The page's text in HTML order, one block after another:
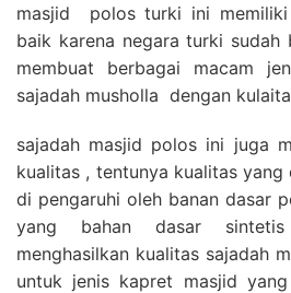
masjid polos turki ini
baik karena negara turki sudah
membuat berbagai macam
sajadah musholla dengan
sajadah masjid polos ini juga
kualitas , tentunya kualitas yang
di pengaruhi oleh banan dasar
yang bahan dasar
menghasilkan kualitas sajadah
untuk jenis kapret masjid yang